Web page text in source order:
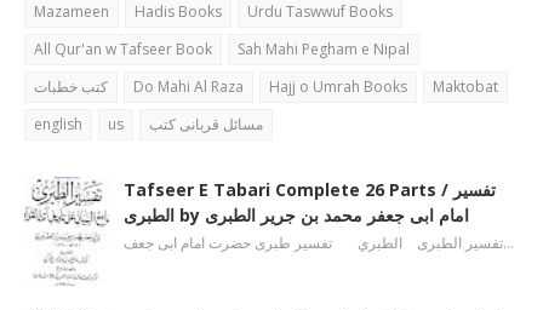
Mazameen
Hadis Books
Urdu Taswwuf Books
All Qur'an w Tafseer Book
Sah Mahi Pegham e Nipal
کتب خطبات
Do Mahi Al Raza Hajj o Umrah Books
Maktobat
english
us مسائل قربانی کتب
Tafseer E Tabari Complete 26 Parts / تفسیر
الطبری by امام ابی جعفر محمد بن جریر الطبری
تفسیر الطبری الطبري تفسیر طبری حضرت امام ابی جعف…